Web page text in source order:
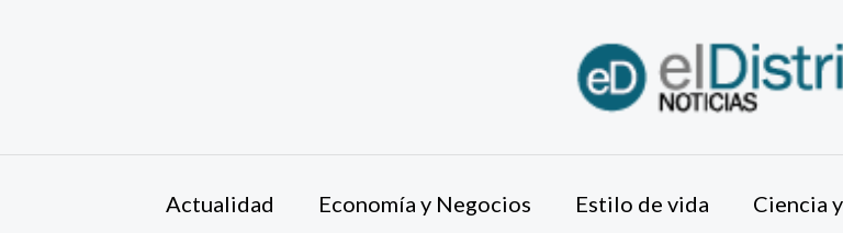
Actualidad Economía y Negocios Estilo de vida Ciencia